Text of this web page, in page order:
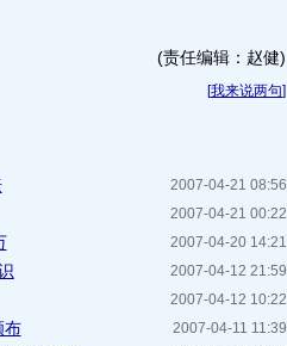
(责任编辑：赵健)
[我来说两句]
2007-04-21 08:56
2007-04-21 00:22
2007-04-20 14:21
2007-04-12 21:59
2007-04-12 10:22
2007-04-11 11:39
布